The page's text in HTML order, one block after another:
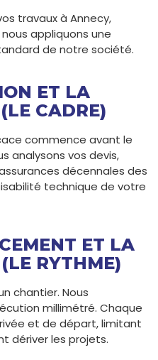
travaux à Annecy,
appliquons une
de notre société.
ET LA
CADRE)
commence avant le
analysons vos devis,
décennales des
technique de votre
ET LA
RYTHME)
chantier. Nous
millimétré. Chaque
et de départ, limitant
dériver les projets.